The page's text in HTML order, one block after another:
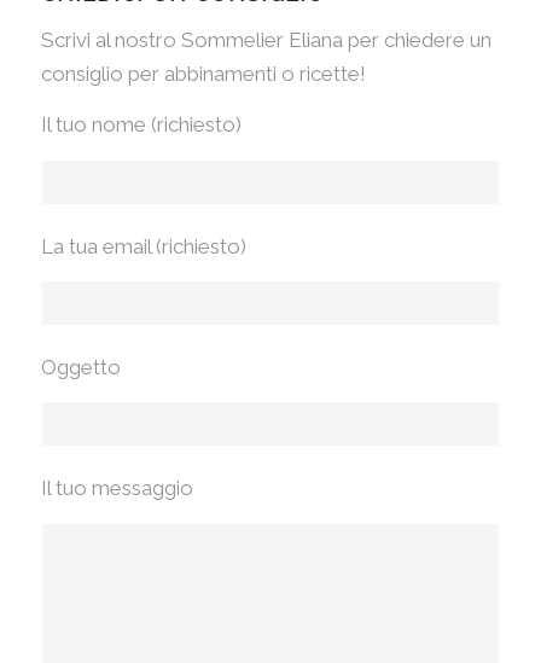
Scrivi al nostro Sommelier Eliana per chiedere un
consiglio per abbinamenti o ricette!
Il tuo nome (richiesto)
La tua email (richiesto)
Oggetto
Il tuo messaggio